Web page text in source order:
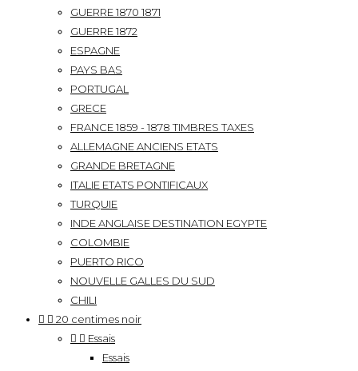
GUERRE 1870 1871
GUERRE 1872
ESPAGNE
PAYS BAS
PORTUGAL
GRECE
FRANCE 1859 - 1878 TIMBRES TAXES
ALLEMAGNE ANCIENS ETATS
GRANDE BRETAGNE
ITALIE ETATS PONTIFICAUX
TURQUIE
INDE ANGLAISE DESTINATION EGYPTE
COLOMBIE
PUERTO RICO
NOUVELLE GALLES DU SUD
CHILI
  20 centimes noir
  Essais
Essais